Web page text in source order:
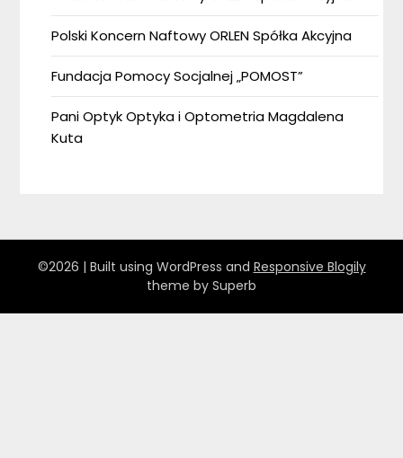
Polski Koncern Naftowy ORLEN Spółka Akcyjna
Fundacja Pomocy Socjalnej „POMOST”
Pani Optyk Optyka i Optometria Magdalena
Kuta
©2026 | Built using WordPress and Responsive Blogily
theme by Superb